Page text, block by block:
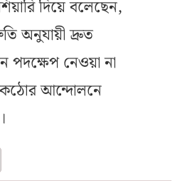
দিয়ে বলেছেন,
অনুযায়ী দ্রুত
পদক্ষেপ নেওয়া না
আন্দোলনে